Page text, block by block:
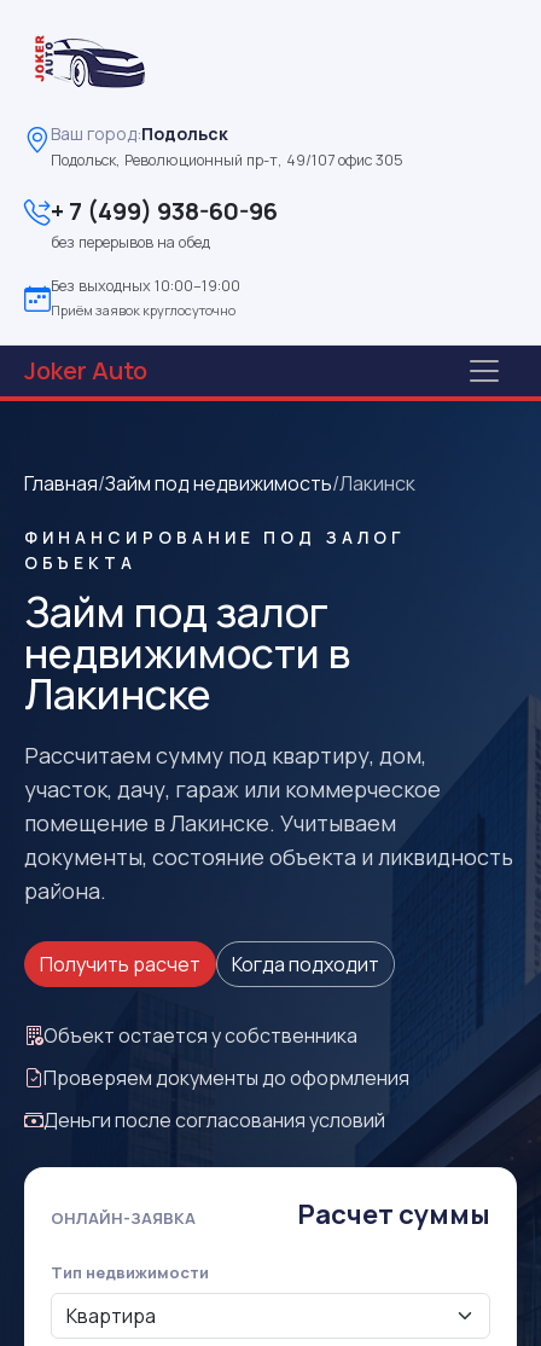
Ваш город:Подольск
Подольск, Революционный пр-т, 49/107 офис 305
+ 7 (499) 938-60-96
без перерывов на обед
Без выходных 10:00–19:00
Приём заявок круглосуточно
JokerAuto
Главная/Займ под недвижимость/Лакинск
ФИНАНСИРОВАНИЕ ПОД ЗАЛОГ
ОБЪЕКТА
Займ под залог
недвижимости в
Лакинске
Рассчитаем сумму под квартиру, дом,
участок, дачу, гараж или коммерческое
помещение в Лакинске. Учитываем
документы, состояние объекта и ликвидность
района.
Получить расчет Когда подходит
Объект остается у собственника
Проверяем документы до оформления
Деньги после согласования условий
ОНЛАЙН-ЗАЯВКА Расчет суммы
Тип недвижимости